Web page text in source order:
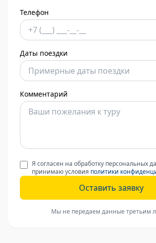
Телефон
Даты поездки
Комментарий
Я согласен на обработку персональных
принимаю условия политики
Оставить заявку
Мы не передаем данные третьим